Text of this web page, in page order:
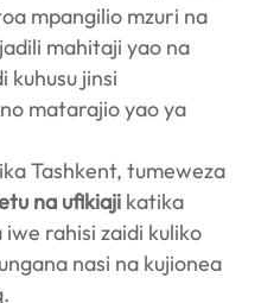
mpangilio mzuri na
mahitaji yao na
kuhusu jinsi
matarajio yao ya
Tashkent, tumeweza
na ufikiaji katika
rahisi zaidi kuliko
nasi na kujionea